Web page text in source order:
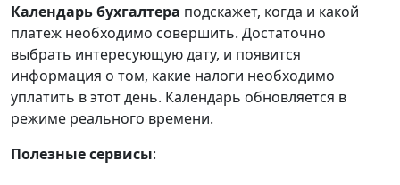
Календарьбухгалтера подскажет, когда и какой
платеж необходимо совершить. Достаточно
выбрать интересующую дату, и появится
информация о том, какие налоги необходимо
уплатить в этот день. Календарь обновляется в
режиме реального времени.
Полезные сервисы: